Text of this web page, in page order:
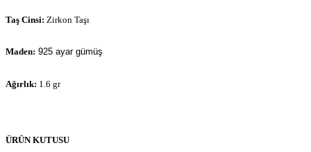
Taş Cinsi: Zirkon Taşı
Maden: 925 ayar gümüş
Ağırlık: 1.6 gr
ÜRÜN KUTUSU